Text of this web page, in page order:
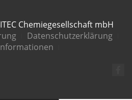
Chemiegesellschaft mbH
Datenschutzerklärung